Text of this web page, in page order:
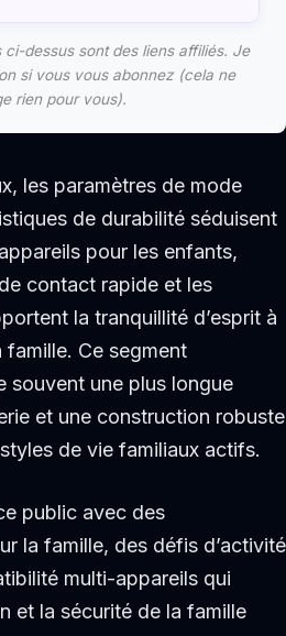
ci-dessus sont des liens affiliés. Je
si vous vous abonnez (cela ne
rien pour vous).
les paramètres de mode
de durabilité séduisent
pour les enfants,
contact rapide et les
la tranquillité d’esprit à
famille. Ce segment
souvent une plus longue
et une construction robuste
de vie familiaux actifs.
public avec des
la famille, des défis d’activité
multi-appareils qui
et la sécurité de la famille